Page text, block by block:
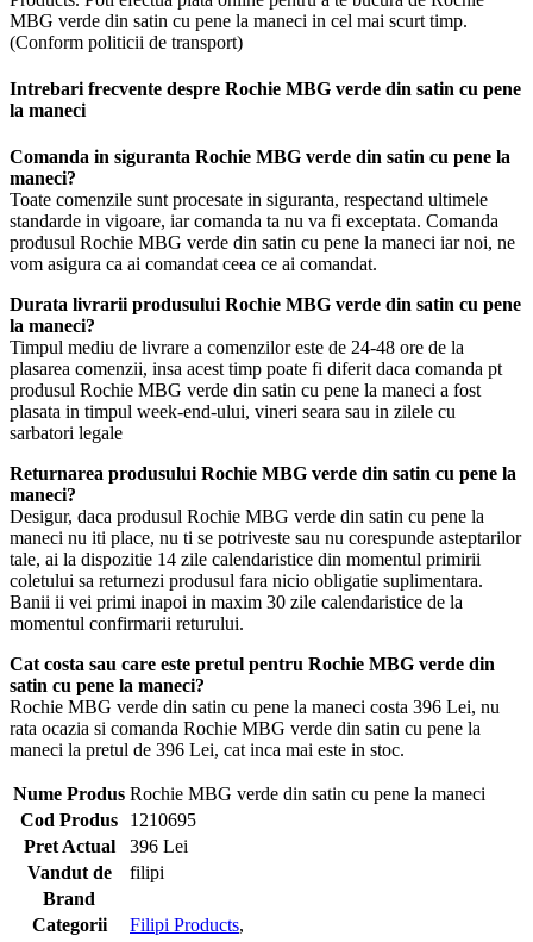
MBG verde din satin cu pene la maneci in cel mai scurt timp.
(Conform politicii de transport)
Intrebari frecvente despre Rochie MBG verde din satin cu pene
la maneci
Comanda in siguranta Rochie MBG verde din satin cu pene la
maneci?
Toate comenzile sunt procesate in siguranta, respectand ultimele
standarde in vigoare, iar comanda ta nu va fi exceptata. Comanda
produsul Rochie MBG verde din satin cu pene la maneci iar noi, ne
vom asigura ca ai comandat ceea ce ai comandat.
Durata livrarii produsului Rochie MBG verde din satin cu pene
la maneci?
Timpul mediu de livrare a comenzilor este de 24-48 ore de la
plasarea comenzii, insa acest timp poate fi diferit daca comanda pt
produsul Rochie MBG verde din satin cu pene la maneci a fost
plasata in timpul week-end-ului, vineri seara sau in zilele cu
sarbatori legale
Returnarea produsului Rochie MBG verde din satin cu pene la
maneci?
Desigur, daca produsul Rochie MBG verde din satin cu pene la
maneci nu iti place, nu ti se potriveste sau nu corespunde asteptarilor
tale, ai la dispozitie 14 zile calendaristice din momentul primirii
coletului sa returnezi produsul fara nicio obligatie suplimentara.
Banii ii vei primi inapoi in maxim 30 zile calendaristice de la
momentul confirmarii returului.
Cat costa sau care este pretul pentru Rochie MBG verde din
satin cu pene la maneci?
Rochie MBG verde din satin cu pene la maneci costa 396 Lei, nu
rata ocazia si comanda Rochie MBG verde din satin cu pene la
maneci la pretul de 396 Lei, cat inca mai este in stoc.
Nume Produs Rochie MBG verde din satin cu pene la maneci
Cod Produs
1210695
Pret Actual
396 Lei
Vandut de
filipi
Brand
Categorii
Filipi Products,